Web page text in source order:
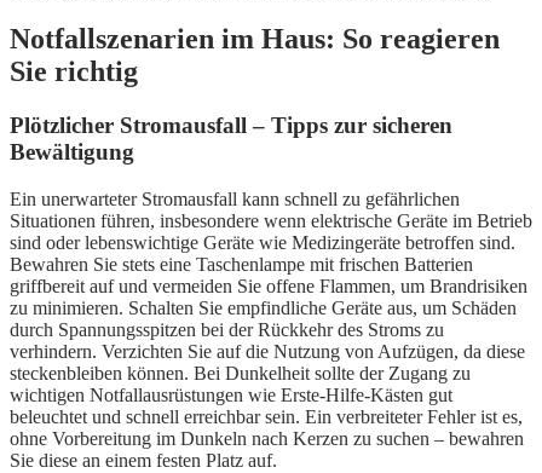
Notfallszenarien im Haus: So reagieren
Sie richtig
Plötzlicher Stromausfall – Tipps zur sicheren
Bewältigung
Ein unerwarteter Stromausfall kann schnell zu gefährlichen
Situationen führen, insbesondere wenn elektrische Geräte im Betrieb
sind oder lebenswichtige Geräte wie Medizingeräte betroffen sind.
Bewahren Sie stets eine Taschenlampe mit frischen Batterien
griffbereit auf und vermeiden Sie offene Flammen, um Brandrisiken
zu minimieren. Schalten Sie empfindliche Geräte aus, um Schäden
durch Spannungsspitzen bei der Rückkehr des Stroms zu
verhindern. Verzichten Sie auf die Nutzung von Aufzügen, da diese
steckenbleiben können. Bei Dunkelheit sollte der Zugang zu
wichtigen Notfallausrüstungen wie Erste-Hilfe-Kästen gut
beleuchtet und schnell erreichbar sein. Ein verbreiteter Fehler ist es,
ohne Vorbereitung im Dunkeln nach Kerzen zu suchen – bewahren
Sie diese an einem festen Platz auf.